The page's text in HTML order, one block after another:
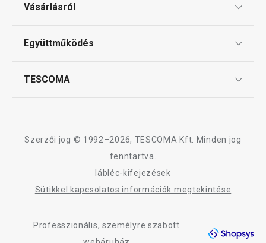
Gyakori kérdések
Vásárlásról
Reklamáció és termékvisszaküldés
Együttműködés
TESCOMA
Adatkezelési Tájékoztató
Szerzői jog © 1992–2026, TESCOMA Kft. Minden jog
fenntartva.
lábléc-kifejezések
Sütikkel kapcsolatos információk megtekintése
Professzionális, személyre szabott